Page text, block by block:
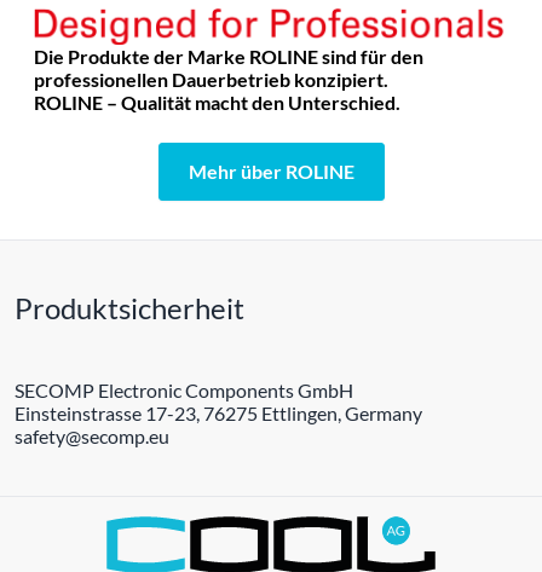
Die Produkte der Marke ROLINE sind für den
professionellen Dauerbetrieb konzipiert.
ROLINE – Qualität macht den Unterschied.
Mehr über ROLINE
Produktsicherheit
SECOMP Electronic Components GmbH
Einsteinstrasse 17-23, 76275 Ettlingen, Germany
safety@secomp.eu